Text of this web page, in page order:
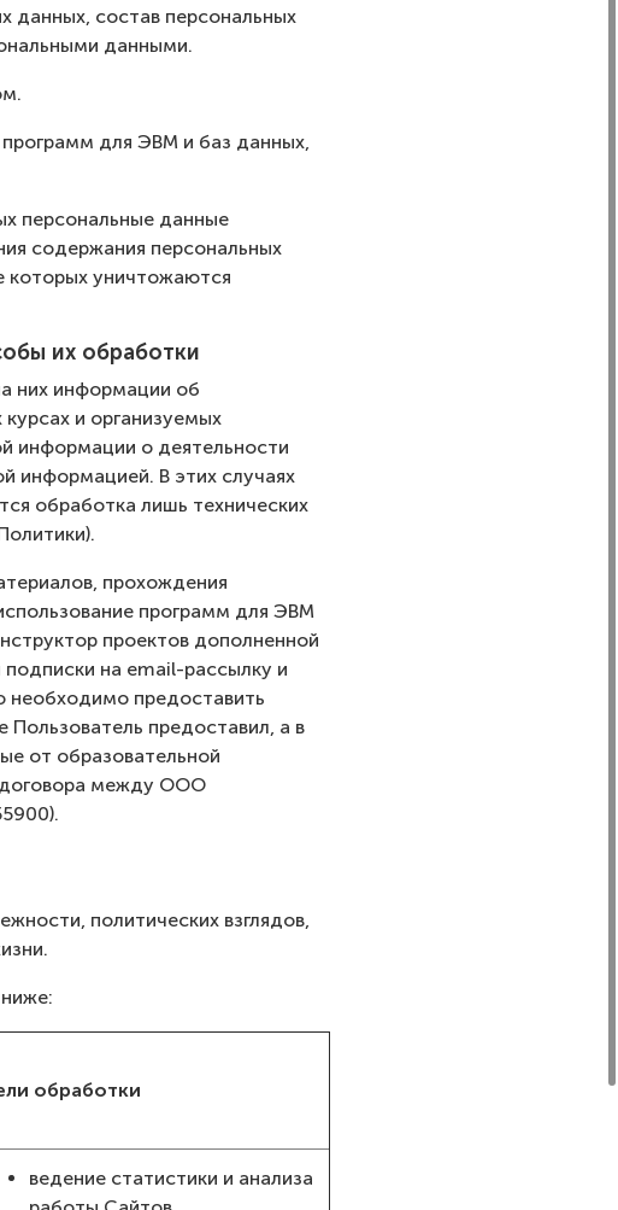
данных, состав персональных
данными.
для ЭВМ и баз данных,
персональные данные
содержания персональных
которых уничтожаются
их обработки
них информации об
и организуемых
информации о деятельности
информацией. В этих случаях
обработка лишь технических
прохождения
программ для ЭВМ
проектов дополненной
подписки на email-рассылку и
необходимо предоставить
предоставил, а в
от образовательной
договора между ООО
политических взглядов,
обработки
ведение статистики и анализа